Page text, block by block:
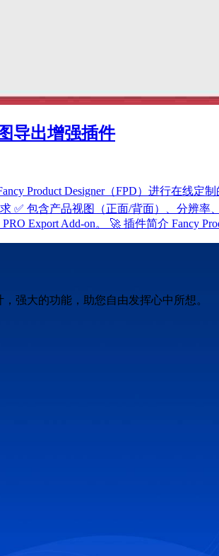
导出增强插件
Product Designer（FPD）进行在线
✅ 包含产品视图（正面/背面）、分辨
Export Add-on。 🚀 插件简介 Fancy
强大的功能，助您自由发挥心中所想。